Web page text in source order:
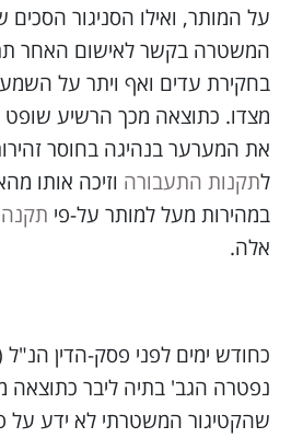
על המותר, ואילו הסניגור הסכים
המשטרה בקשר לאישום האחר
בחקירת עדים ואף ויתר על
מצדו. כתוצאה מכך הרשיע
את המערער בנהיגה בחוסר
לתקנות התעבורה וזיכה אותו
במהירות מעל למותר על-פי תקנה
אלה.
נפטרה הגב' בתיה ליבר כתוצאה
שהקטיגור המשטרתי לא ידע על